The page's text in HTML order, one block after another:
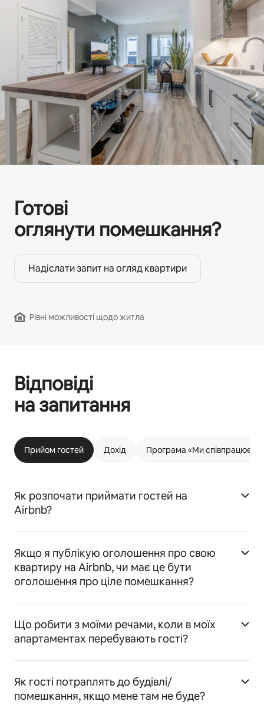
Готові
оглянути помешкання?
Надіслати запит на огляд квартири
Рівні можливості щодо житла
Відповіді
на запитання
Прийом гостей Дохід Програма «Ми співпрацюємо
Як розпочати приймати гостей на
Airbnb?
Якщо я публікую оголошення про свою
квартиру на Airbnb, чи має це бути
оголошення про ціле помешкання?
Що робити з моїми речами, коли в моїх
апартаментах перебувають гості?
Як гості потраплять до будівлі/
помешкання, якщо мене там не буде?